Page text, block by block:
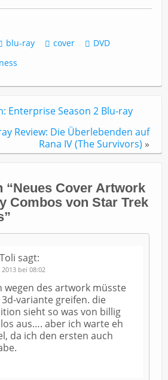
blu-ray cover
DVD
Enterprise Season 2 Blu-ray
Review: Die Überlebenden auf
Rana IV (The Survivors) »
“Neues Cover Artwork
Combos von Star Trek
”
sagt:
2013 bei 08:02
wegen des artwork müsste
variante greifen. die
sieht so was von billig
aus…. aber ich warte eh
da ich den ersten auch